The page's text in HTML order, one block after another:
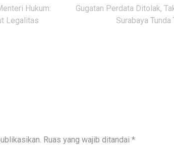
Hukum:
Legalitas
Gugatan Perdata Ditolak,
Surabaya
Ruas yang wajib ditandai *